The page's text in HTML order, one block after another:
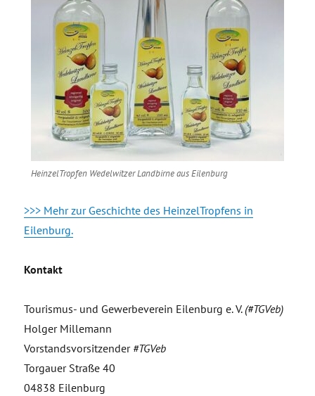
HeinzelTropfen Wedelwitzer Landbirne aus Eilenburg
>>> Mehr zur Geschichte des HeinzelTropfens in
Eilenburg.
Kontakt
Tourismus- und Gewerbeverein Eilenburg e. V.(#TGVeb)
Holger Millemann
Vorstandsvorsitzender #TGVeb
Torgauer Straße 40
04838 Eilenburg